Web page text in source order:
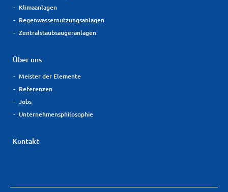
Klimaanlagen
Regenwassernutzungsanlagen
Zentralstaubsaugeranlagen
Über uns
Meister der Elemente
Referenzen
Jobs
Unternehmensphilosophie
Kontakt